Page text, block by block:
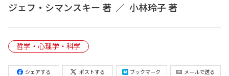
ジェフ・シマンスキー 著 小林玲子 著
哲学・心理学・科学
シェアする ポストする ブックマーク メールで送る